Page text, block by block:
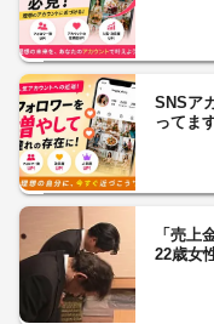
SNSア
ってます
「売
22歳女